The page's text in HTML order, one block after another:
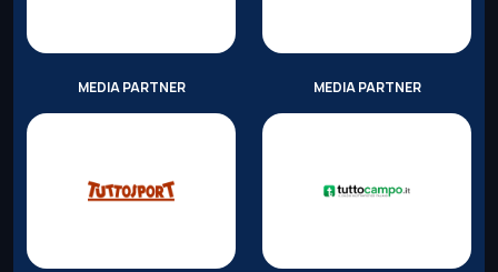
MEDIA PARTNER MEDIA PARTNER